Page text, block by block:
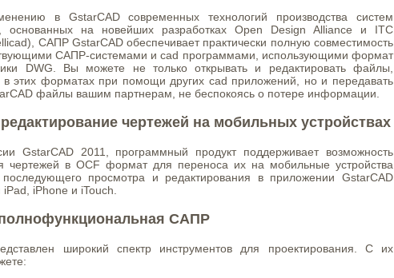
в GstarCAD современных технологий производства систем
основанных на новейших разработках Open Design Alliance и ITC
САПР GstarCAD обеспечивает практически полную совместимость
САПР-системами и cad программами, использующими формат
DWG. Вы можете не только открывать и редактировать файлы,
в этих форматах при помощи других cad приложений, но и передавать
файлы вашим партнерам, не беспокоясь о потере информации.
чертежей на мобильных устройствах
GstarCAD 2011, программный продукт поддерживает возможность
чертежей в OCF формат для переноса их на мобильные устройства
просмотра и редактирования в приложении GstarCAD
iPhone и iTouch.
САПР
широкий спектр инструментов для проектирования. С их